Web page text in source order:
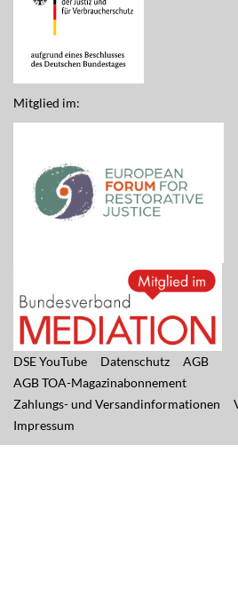
Mitglied im:
DSE YouTube Datenschutz
AGB
AGB TOA-Magazinabonnement
Zahlungs- und Versandinformationen
Impressum